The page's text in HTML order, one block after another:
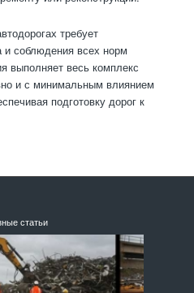
требует
и соблюдения всех норм
выполняет весь комплекс
и с минимальным влиянием
подготовку дорог к
статьи